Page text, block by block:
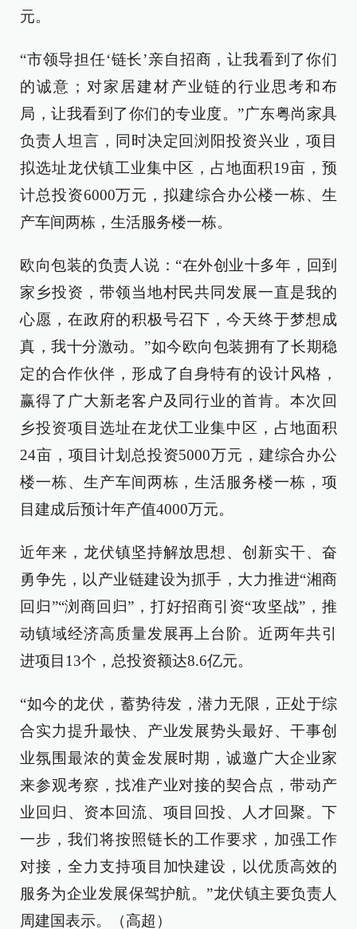
元。
“市领导担任‘链长’亲自招商，让我看到了你们
的诚意；对家居建材产业链的行业思考和布
局，让我看到了你们的专业度。”广东粤尚家具
负责人坦言，同时决定回浏阳投资兴业，项目
拟选址龙伏镇工业集中区，占地面积19亩，预
计总投资6000万元，拟建综合办公楼一栋、生
产车间两栋，生活服务楼一栋。
欧向包装的负责人说：“在外创业十多年，回到
家乡投资，带领当地村民共同发展一直是我的
心愿，在政府的积极号召下，今天终于梦想成
真，我十分激动。”如今欧向包装拥有了长期稳
定的合作伙伴，形成了自身特有的设计风格，
赢得了广大新老客户及同行业的首肯。本次回
乡投资项目选址在龙伏工业集中区，占地面积
24亩，项目计划总投资5000万元，建综合办公
楼一栋、生产车间两栋，生活服务楼一栋，项
目建成后预计年产值4000万元。
近年来，龙伏镇坚持解放思想、创新实干、奋
勇争先，以产业链建设为抓手，大力推进“湘商
回归”“浏商回归”，打好招商引资“攻坚战”，推
动镇域经济高质量发展再上台阶。近两年共引
进项目13个，总投资额达8.6亿元。
“如今的龙伏，蓄势待发，潜力无限，正处于综
合实力提升最快、产业发展势头最好、干事创
业氛围最浓的黄金发展时期，诚邀广大企业家
来参观考察，找准产业对接的契合点，带动产
业回归、资本回流、项目回投、人才回聚。下
一步，我们将按照链长的工作要求，加强工作
对接，全力支持项目加快建设，以优质高效的
服务为企业发展保驾护航。”龙伏镇主要负责人
周建国表示。（高超）